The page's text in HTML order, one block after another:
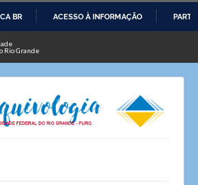
O
CONTEÚDO
BR ACESSO À INFORMAÇÃO
Rio Grande